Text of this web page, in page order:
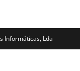
Informáticas, Lda